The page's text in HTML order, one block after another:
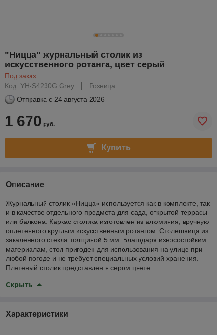
"Ницца" журнальный столик из
искусственного ротанга, цвет серый
Под заказ
Код: YH-S4230G Grey
Розница
Отправка с 24 августа 2026
1 670 руб.
Купить
Описание
Журнальный столик «Ницца» используется как в комплекте, так
и в качестве отдельного предмета для сада, открытой террасы
или балкона. Каркас столика изготовлен из алюминия, вручную
оплетенного круглым искусственным ротангом. Столешница из
закаленного стекла толщиной 5 мм. Благодаря износостойким
материалам, стол пригоден для использования на улице при
любой погоде и не требует специальных условий хранения.
Плетеный столик представлен в сером цвете.
Скрыть
Характеристики